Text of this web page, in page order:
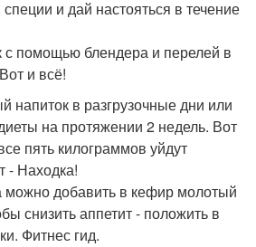
и дай настояться в течение
с помощью блендера и перелей в
и всё!
напиток в разгрузочные дни или
на протяжении 2 недель. Вот
пять килограммов уйдут
- Находка!
добавить в кефир молотый
снизить аппетит - положить в
Фитнес гид.